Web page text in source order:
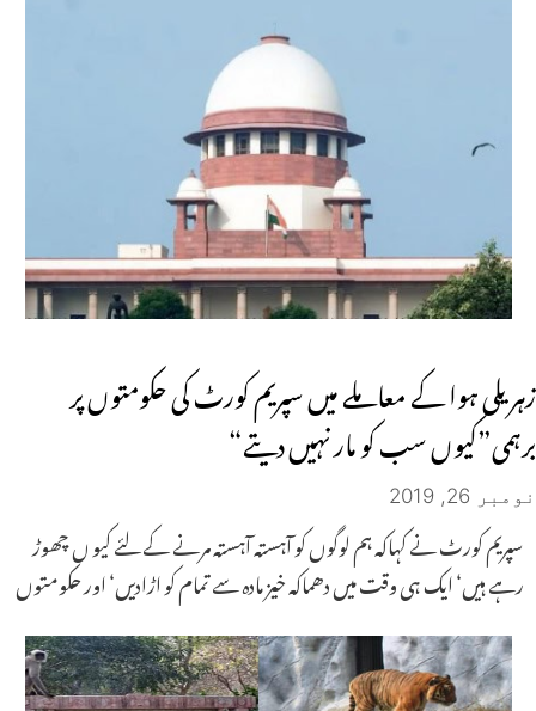
زہریلی ہوا کے معاملے میں سپریم کورٹ کی حکومتوں پر
برہمی”کیوں سب کو مار نہیں دیتے“
نومبر 26, 2019
سپریم کورٹ نے کہاکہ ہم لوگوں کو آہستہ آہستہ مرنے کے لئے کیو ں چھوڑ
رہے ہیں‘ ایک ہی وقت میں دھماکہ خیز مادہ سے تمام کو اڑادیں‘ اور حکومتوں